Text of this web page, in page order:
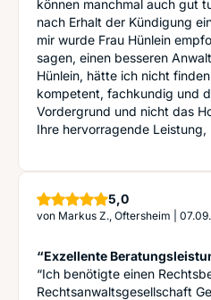
können manchmal auch gut
nach Erhalt der Kündigung
mir wurde Frau Hünlein
sagen, einen besseren
Hünlein, hätte ich nicht
kompetent, fachkundig und
Vordergrund und nicht das
Ihre hervorragende Leistung,
5,0Sterne
von Markus Z., Oftersheim
“Exzellente
“Ich benötigte einen
Rechtsanwaltsgesellschaft